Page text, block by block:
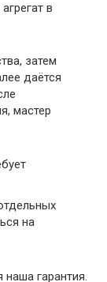
в
затем
даётся
мастер
на
гарантия.